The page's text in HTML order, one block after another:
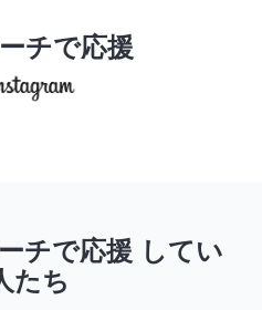
チで応援
チで応援 してい
たち